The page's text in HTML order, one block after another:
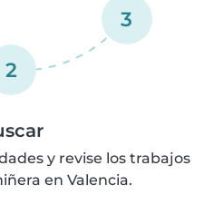
2
3
y revise los trabajos
en Valencia.